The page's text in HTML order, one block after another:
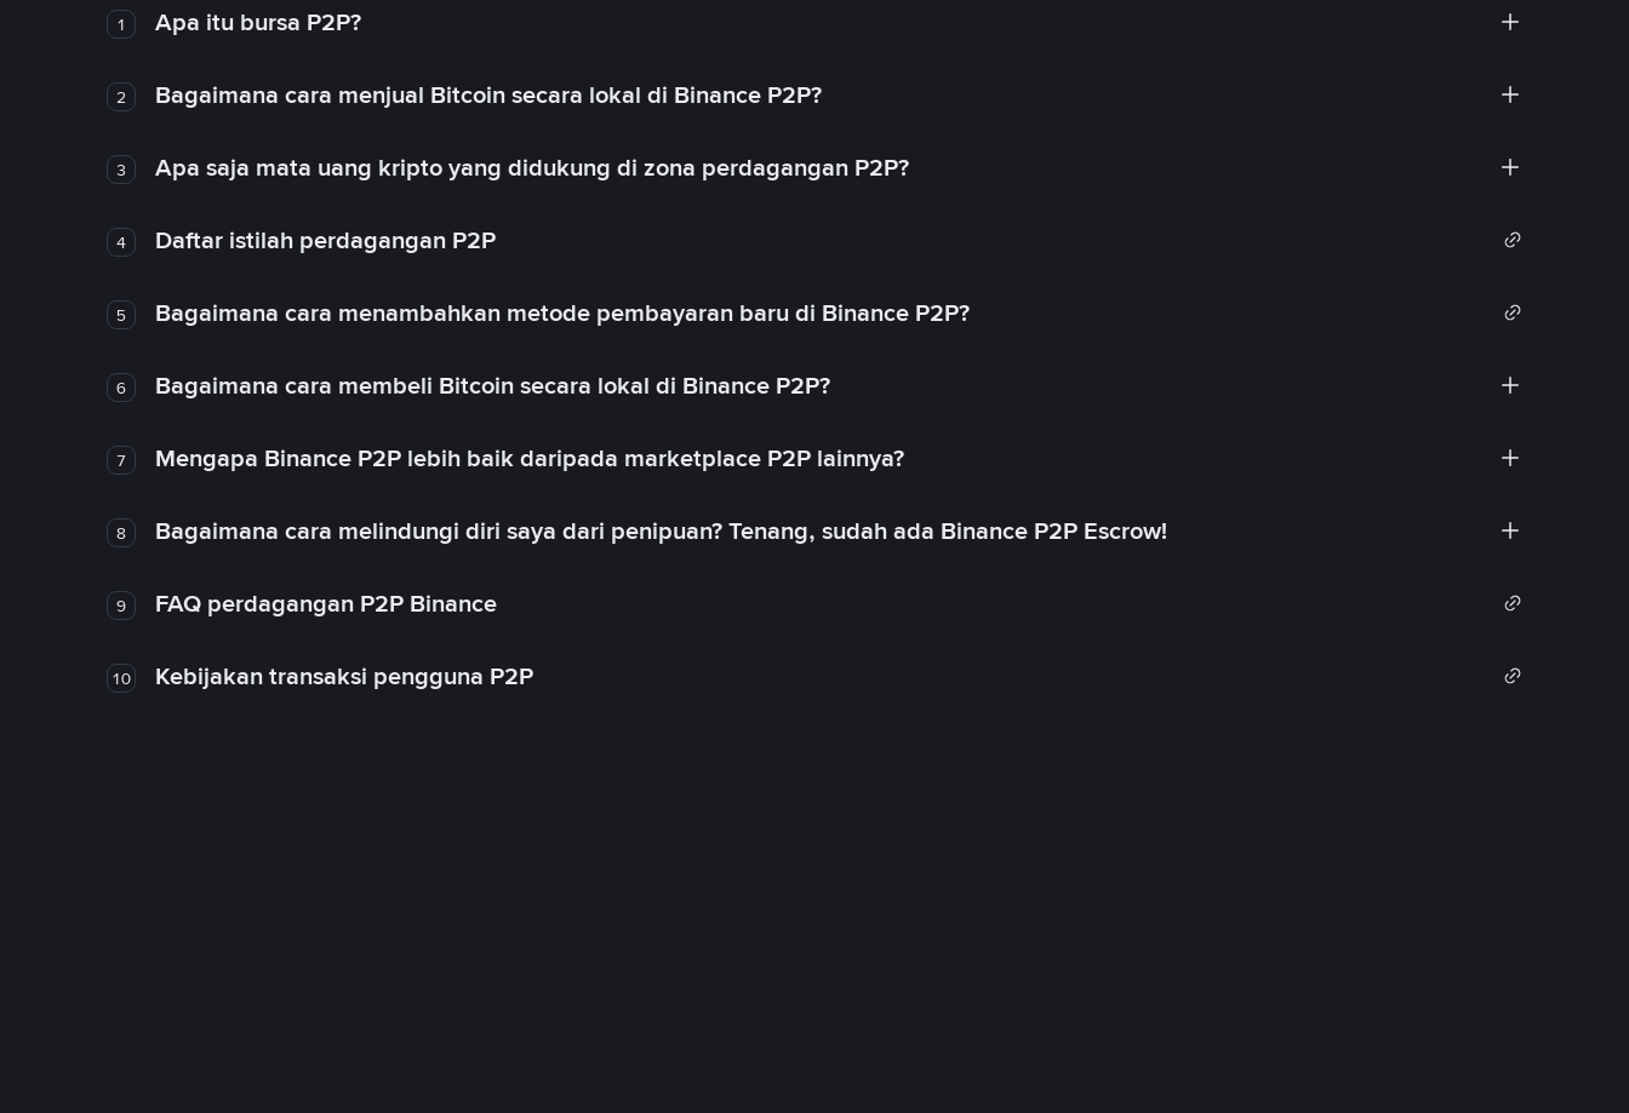
1 Apa itu bursa P2P?
2 Bagaimana cara menjual Bitcoin secara lokal di Binance P2P?
3 Apa saja mata uang kripto yang didukung di zona perdagangan P2P?
4 Daftar istilah perdagangan P2P
5 Bagaimana cara menambahkan metode pembayaran baru di Binance P2P?
6 Bagaimana cara membeli Bitcoin secara lokal di Binance P2P?
7 Mengapa Binance P2P lebih baik daripada marketplace P2P lainnya?
8 Bagaimana cara melindungi diri saya dari penipuan? Tenang, sudah ada Binance P2P Escrow!
9 FAQ perdagangan P2P Binance
10 Kebijakan transaksi pengguna P2P